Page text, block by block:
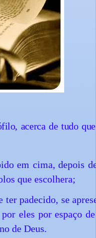
acerca de tudo
em cima, depois
que escolhera;
ter padecido, se
eles por espaço
de Deus.